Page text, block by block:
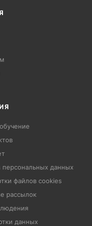
персональных данных
файлов cookies
рассылок
данных